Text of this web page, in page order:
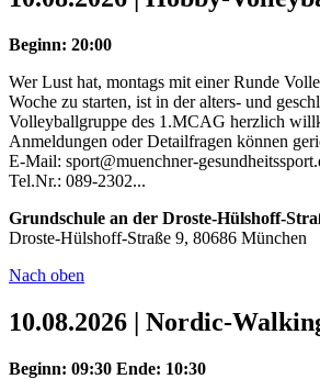
Beginn: 20:00
Wer Lust hat, montags mit einer Runde
Woche zu starten, ist in der alters- und
Volleyballgruppe des 1.MCAG herzlich
Anmeldungen oder Detailfragen können
E-Mail: sport@muenchner-
Tel.Nr.: 089-2302...
Grundschule an der Droste-Hülshoff-
Droste-Hülshoff-Straße 9, 80686 München
Nach oben
10.08.2026 | Nordic-
Beginn: 09:30 Ende: 10:30